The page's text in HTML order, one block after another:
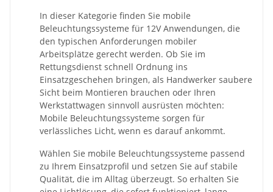
In dieser Kategorie finden Sie mobile
Beleuchtungssysteme für 12V Anwendungen, die
den typischen Anforderungen mobiler
Arbeitsplätze gerecht werden. Ob Sie im
Rettungsdienst schnell Ordnung ins
Einsatzgeschehen bringen, als Handwerker saubere
Sicht beim Montieren brauchen oder Ihren
Werkstattwagen sinnvoll ausrüsten möchten:
Mobile Beleuchtungssysteme sorgen für
verlässliches Licht, wenn es darauf ankommt.
Wählen Sie mobile Beleuchtungssysteme passend
zu Ihrem Einsatzprofil und setzen Sie auf stabile
Qualität, die im Alltag überzeugt. So erhalten Sie